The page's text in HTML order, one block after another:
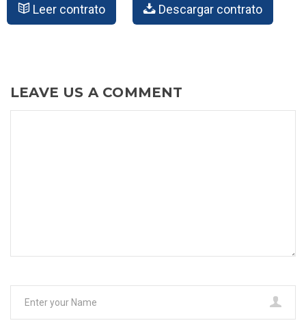
Leer contrato Descargar contrato
LEAVE US A COMMENT